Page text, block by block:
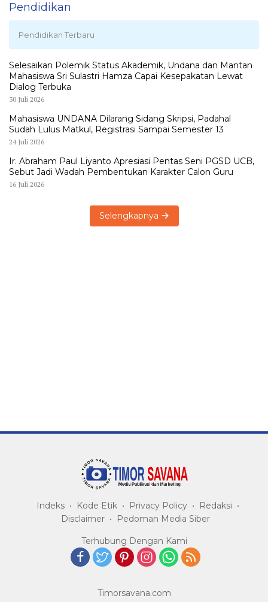
Pendidikan
Pendidikan Terbaru
Selesaikan Polemik Status Akademik, Undana dan Mantan
Mahasiswa Sri Sulastri Hamza Capai Kesepakatan Lewat
Dialog Terbuka
30 Juli 2026
Mahasiswa UNDANA Dilarang Sidang Skripsi, Padahal
Sudah Lulus Matkul, Registrasi Sampai Semester 13
24 Juli 2026
Ir. Abraham Paul Liyanto Apresiasi Pentas Seni PGSD UCB,
Sebut Jadi Wadah Pembentukan Karakter Calon Guru
16 Juli 2026
Selengkapnya
Indeks Kode Etik Privacy Policy
Redaksi
Disclaimer
Pedoman Media Siber
Terhubung Dengan Kami
Timorsavana.com